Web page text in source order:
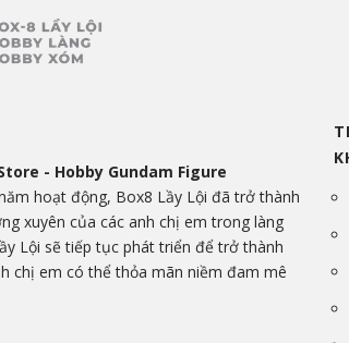
- Hobby Gundam Figure
hoạt động, Box8 Lầy Lội đã trở thành
xuyên của các anh chị em trong làng
Lội sẽ tiếp tục phát triển để trở thành
chị em có thể thỏa mãn niềm đam mê